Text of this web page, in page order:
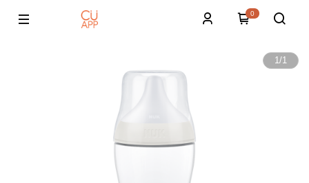
0
1/1